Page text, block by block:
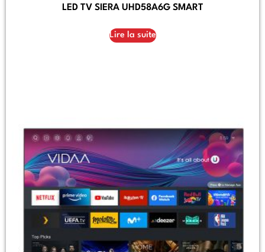
LED TV SIERA UHD58A6G SMART
Lire la suite